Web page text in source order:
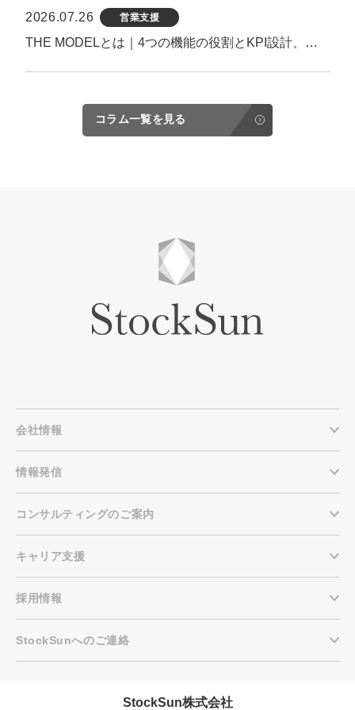
2026.07.26 営業支援
THE MODELとは｜4つの機能の役割とKPI設計、機能しない原因まで解説
コラム一覧を見る
会社情報
情報発信
コンサルティングのご案内
キャリア支援
採用情報
StockSunへのご連絡
StockSun株式会社